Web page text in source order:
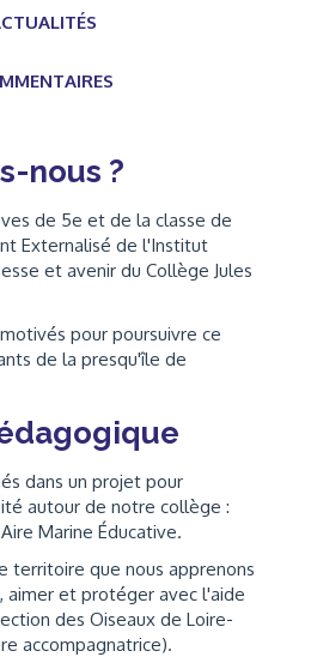
nous ?
de 5e et de la classe de
Externalisé de l'Institut
et avenir du Collège Jules
pour poursuivre ce
de la presqu'île de
dans un projet pour
autour de notre collège :
Marine Éducative.
territoire que nous apprenons
aimer et protéger avec l'aide
des Oiseaux de Loire-
accompagnatrice).